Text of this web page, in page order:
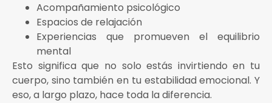
Acompañamiento psicológico
Espacios de relajación
Experiencias que promueven el equilibrio
mental
Esto significa que no solo estás invirtiendo en tu
cuerpo, sino también en tu estabilidad emocional. Y
eso, a largo plazo, hace toda la diferencia.